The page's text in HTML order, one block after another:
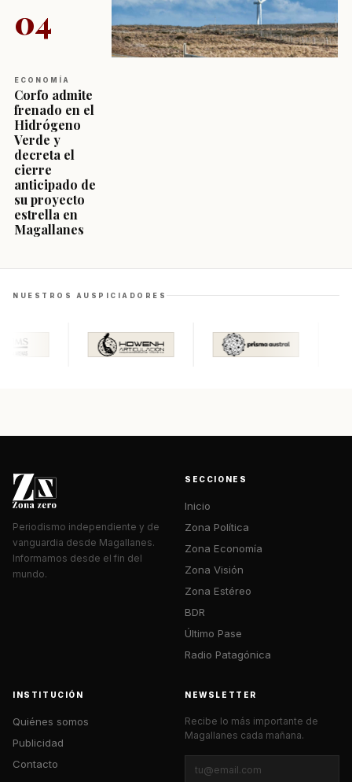
04
ECONOMÍA
Corfo admite
frenado en el
Hidrógeno
Verde y
decreta el
cierre
anticipado de
su proyecto
estrella en
Magallanes
NUESTROS AUSPICIADORES
Periodismo independiente y de
vanguardia desde Magallanes.
Informamos desde el fin del
mundo.
SECCIONES
Inicio
Zona Política
Zona Economía
Zona Visión
Zona Estéreo
BDR
Último Pase
Radio Patagónica
INSTITUCIÓN
Quiénes somos
Publicidad
Contacto
NEWSLETTER
Recibe lo más importante de
Magallanes cada mañana.